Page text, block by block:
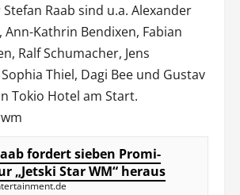
Raab sind u.a. Alexander
Ann-Kathrin Bendixen, Fabian
, Ralf Schumacher, Jens
Sophia Thiel, Dagi Beeund Gustav
Tokio Hotel am Start.
fordert sieben Promi-
„Jetski Star WM“ heraus